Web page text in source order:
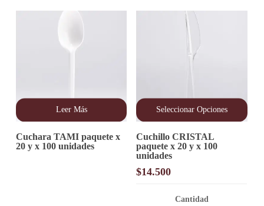
producto
producto
Leer Más
Cuchara TAMI paquete x
20 y x 100 unidades
Seleccionar Opciones
producto
tiene
múltiples
variantes.
Cuchillo CRISTAL
paquete x 20 y x 100
unidades
$14.500
Cantidad